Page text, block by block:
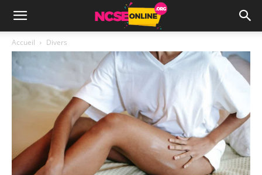
Accueil Divers